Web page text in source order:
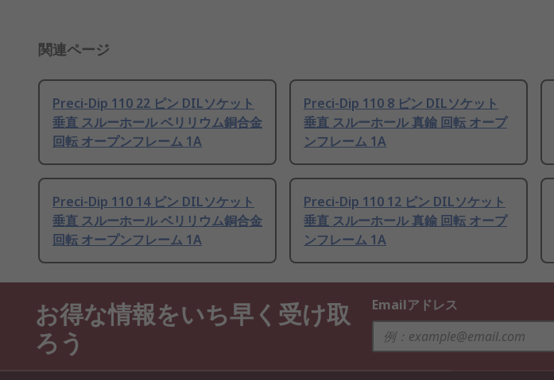
関連ページ
Preci-Dip 110 22 ピン DILソケット
垂直 スルーホール ベリリウム銅合金
回転 オープンフレーム 1A
Preci-Dip 110 8 ピン DILソケット
垂直 スルーホール 真鍮 回転 オープ
ンフレーム 1A
Preci-Dip 110 14 ピン DILソケット
垂直 スルーホール ベリリウム銅合金
回転 オープンフレーム 1A
Preci-Dip 110 12 ピン DILソケット
垂直 スルーホール 真鍮 回転 オープ
ンフレーム 1A
お得な情報をいち早く受け取
ろう
Emailアドレス